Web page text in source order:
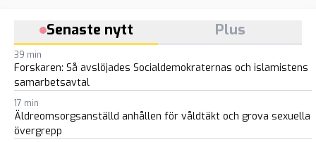
Senaste nytt Plus
39 min
Forskaren: Så avslöjades Socialdemokraternas och islamistens
samarbetsavtal
17 min
Äldreomsorgsanställd anhållen för våldtäkt och grova sexuella
övergrepp